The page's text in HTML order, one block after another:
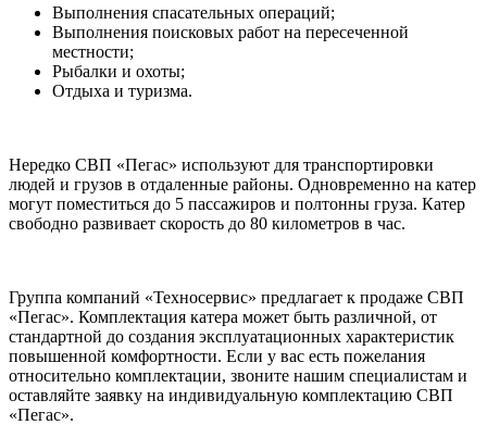
Выполнения спасательных операций;
Выполнения поисковых работ на пересеченной
местности;
Рыбалки и охоты;
Отдыха и туризма.
Нередко СВП «Пегас» используют для транспортировки
людей и грузов в отдаленные районы. Одновременно на катер
могут поместиться до 5 пассажиров и полтонны груза. Катер
свободно развивает скорость до 80 километров в час.
Группа компаний «Техносервис» предлагает к продаже СВП
«Пегас». Комплектация катера может быть различной, от
стандартной до создания эксплуатационных характеристик
повышенной комфортности. Если у вас есть пожелания
относительно комплектации, звоните нашим специалистам и
оставляйте заявку на индивидуальную комплектацию СВП
«Пегас».